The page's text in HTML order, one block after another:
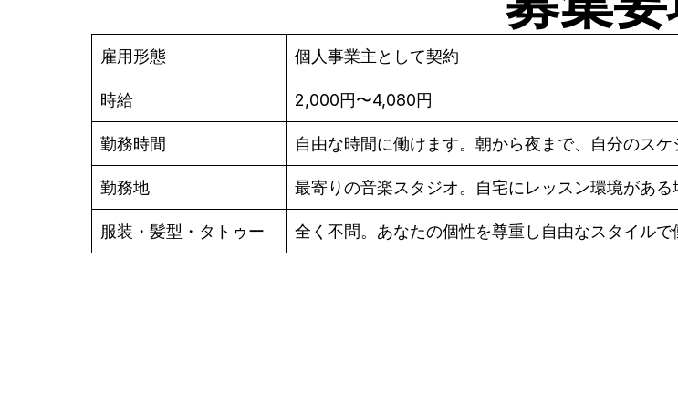
雇用形態 個人事業主として契約
時給 2,000円〜4,080円
勤務時間 自由な時間に働けます。朝から夜まで、自分のス
勤務地 最寄りの音楽スタジオ。自宅にレッスン環境があ
服装・髪型・タトゥー 全く不問。あなたの個性を尊重し自由なスタイルで